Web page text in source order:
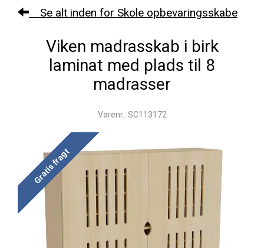
Se alt inden for Skole opbevaringsskabe
Viken madrasskab i birk
laminat med plads til 8
madrasser
Varenr.: SC113172
Gratis fragt